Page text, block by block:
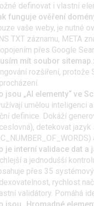
definovat i vlastní
funguje ověření
vaše weby, je nutné
TXT záznamu, META
přes Google
mít soubor
rozšíření, protože
jsou „AI elementy“ ve
umělou inteligenci
definice. Dokáží
detekovat jazyk
je interní validace dat a
a jednodušší
přes 35
rychlost
validátory. Pomáhá